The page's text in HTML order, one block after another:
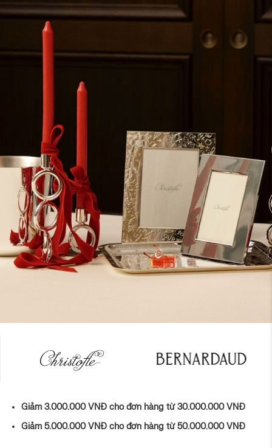
Giảm 3.000.000 VNĐ cho đơn hàng từ 30.000.000 VNĐ
Giảm 5.000.000 VNĐ cho đơn hàng từ 50.000.000 VNĐ